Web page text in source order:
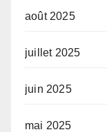
août 2025
juillet 2025
juin 2025
mai 2025